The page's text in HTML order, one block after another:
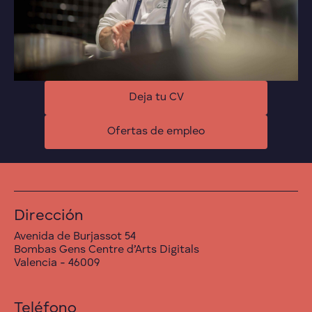
Deja tu CV
Ofertas de empleo
Dirección
Avenida de Burjassot 54
Bombas Gens Centre d’Arts Digitals
Valencia - 46009
Teléfono